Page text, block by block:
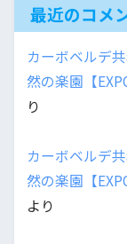
最近のコメ
カーボベルデ
然の楽園【
り
カーボベルデ
然の楽園【
より